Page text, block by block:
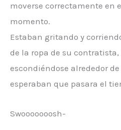
moverse correctamente en
momento.
Estaban gritando y
de la ropa de su contratista,
escondiéndose alrededor
esperaban que pasara el
Swooooooosh-